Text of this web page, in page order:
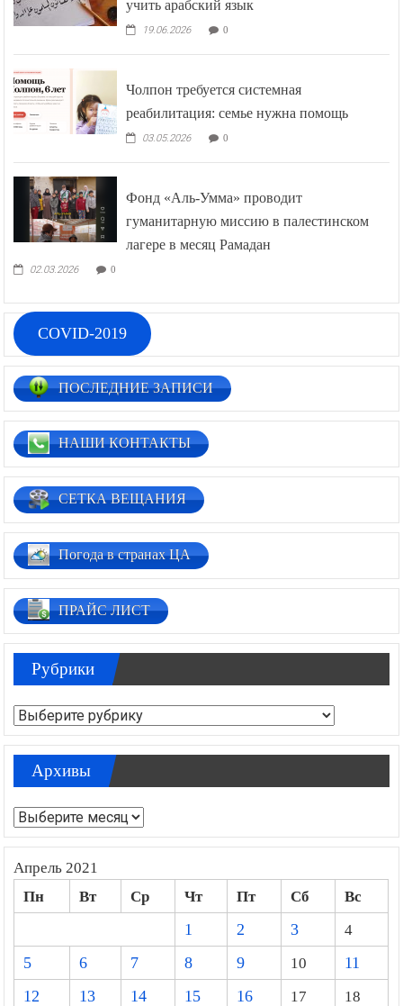
учить арабский язык
19.06.2026 0
Чолпон требуется системная
реабилитация: семье нужна помощь
03.05.2026 0
Фонд «Аль-Умма» проводит
гуманитарную миссию в палестинском
лагере в месяц Рамадан
02.03.2026 0
COVID-2019
ПОСЛЕДНИЕ ЗАПИСИ
НАШИ КОНТАКТЫ
СЕТКА ВЕЩАНИЯ
Погода в странах ЦА
ПРАЙС ЛИСТ
Рубрики
Рубрики
Архивы
Архивы
Апрель 2021
Пн Вт Ср Чт Пт Сб
Вс
1
2 3
4
5
6 7 8 9 10
11
12
13 14 15 16 17
18